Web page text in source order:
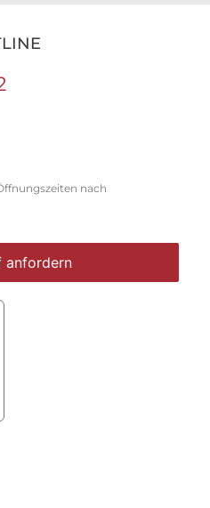
nach
anfordern